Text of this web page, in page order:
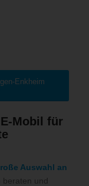
Enkheim
Mobil für
Auswahl an
beraten und